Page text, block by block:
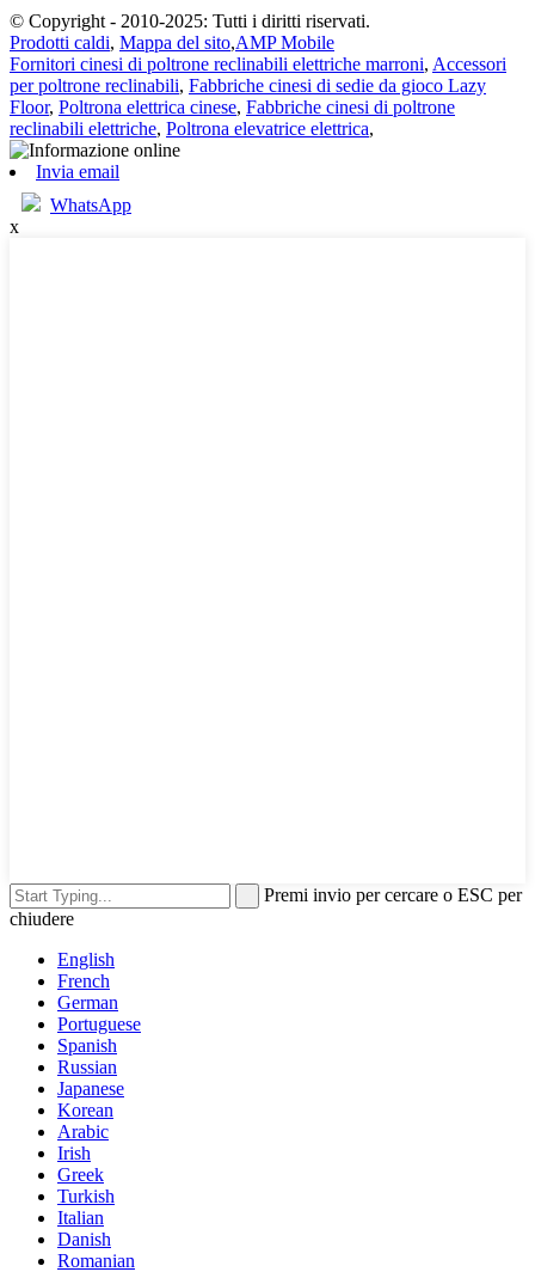
© Copyright - 2010-2025: Tutti i diritti riservati.
Prodotti caldi, Mappa del sito,AMP Mobile
Fornitori cinesi di poltrone reclinabili elettriche marroni, Accessori
per poltrone reclinabili, Fabbriche cinesi di sedie da gioco Lazy
Floor, Poltrona elettrica cinese, Fabbriche cinesi di poltrone
reclinabili elettriche, Poltrona elevatrice elettrica,
Invia email
WhatsApp
x
Premi invio per cercare o ESC per
chiudere
English
French
German
Portuguese
Spanish
Russian
Japanese
Korean
Arabic
Irish
Greek
Turkish
Italian
Danish
Romanian